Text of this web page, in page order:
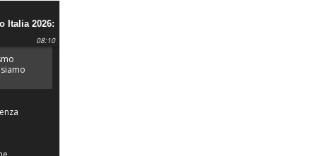
Italia 2026:
08:10